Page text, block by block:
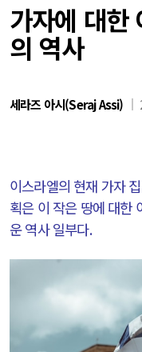
가자에 대한
의 역사
세라즈 아시(Seraj Assi)
이스라엘의 현재 가자
획은 이 작은 땅에 대한
운 역사 일부다.